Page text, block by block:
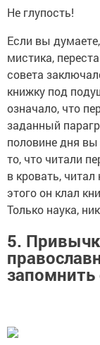
Не глупость!
Если вы
мистика,
совета
книжку под
означало, что
заданный
половине дня
то, что читали
в кровать,
этого он клал
Только наука,
5.